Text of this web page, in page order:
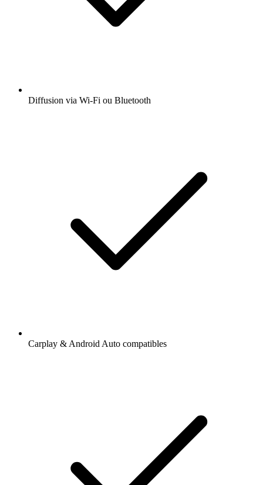
Diffusion via Wi-Fi ou Bluetooth
Carplay & Android Auto compatibles